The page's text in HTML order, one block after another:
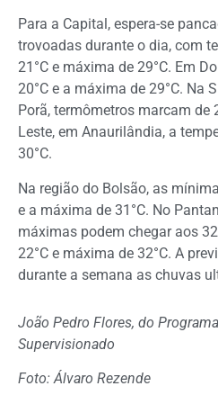
Para a Capital, espera-se
trovoadas durante o dia, com
21°C e máxima de 29°C. Em
20°C e a máxima de 29°C. Na
Porã, termômetros marcam de
Leste, em Anaurilândia, a
30°C.
Na região do Bolsão, as
e a máxima de 31°C. No
máximas podem chegar aos
22°C e máxima de 32°C. A
durante a semana as chuvas
João Pedro Flores, do
Supervisionado
Foto: Álvaro Rezende